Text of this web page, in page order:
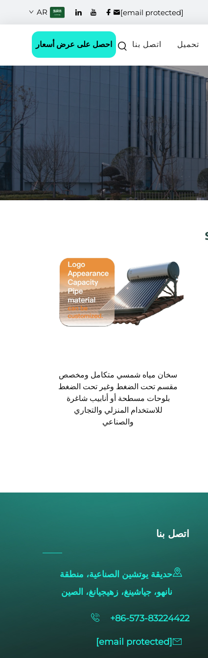
[email protected]
AR
تحميل اتصل بنا احصل على عرض أسعار
سخان مياه شمسي متكامل ومخصص
مقسم تحت الضغط وغير تحت الضغط
بلوحات مسطحة أو أنابيب شاغرة
للاستخدام المنزلي والتجاري
والصناعي
اتصل بنا
حديقة يوتشين الصناعية، منطقة
نانهو، جياشينغ، زهيجيانغ، الصين
+86-573-83224422
[email protected]